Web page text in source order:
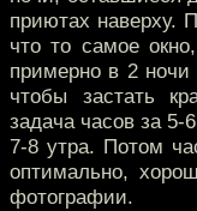
приютах наверху.
что то самое
примерно в 2 ночи
чтобы застать
задача часов за
7-8 утра. Потом
оптимально,
фотографии.